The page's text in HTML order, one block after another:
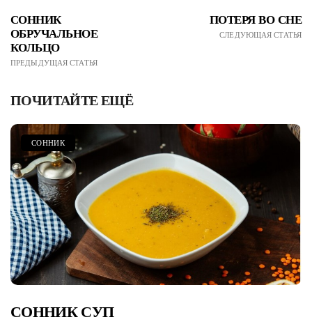
СОННИК
ОБРУЧАЛЬНОЕ
КОЛЬЦО
ПРЕДЫДУЩАЯ СТАТЬЯ
ПОТЕРЯ ВО СНЕ
СЛЕДУЮЩАЯ СТАТЬЯ
ПОЧИТАЙТЕ ЕЩЁ
СОННИК
СОННИК СУП